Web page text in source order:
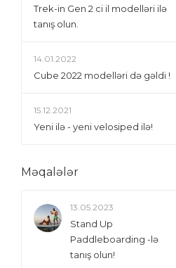
Trek-in Gen 2 ci il modelləri ilə
tanış olun.
14.01.2022
Сube 2022 modelləri də gəldi !
15.12.2021
Yeni ilə - yeni velosiped ilə!
Məqalələr
13.05.2023
Stand Up
Paddleboarding -lə
tanış olun!